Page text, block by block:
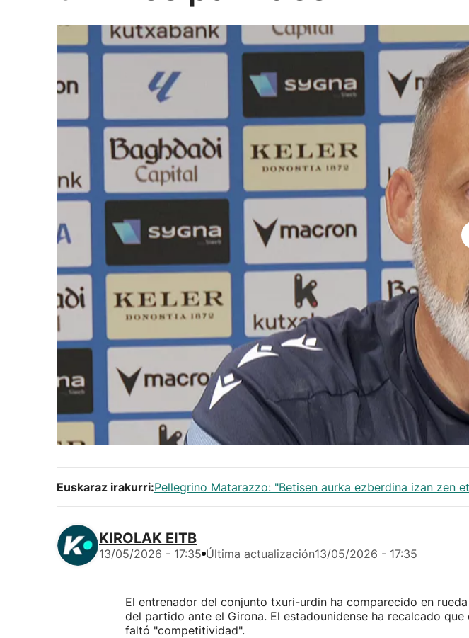
Euskaraz irakurri:Pellegrino Matarazzo: "Betisen aurka ezberdina izan zen
KIROLAK EITB
13/05/2026 - 17:35 Última actualización13/05/2026 - 17:35
El entrenador del conjunto txuri-urdin ha comparecido en
del partido ante el Girona. El estadounidense ha recalcado que
faltó "competitividad".